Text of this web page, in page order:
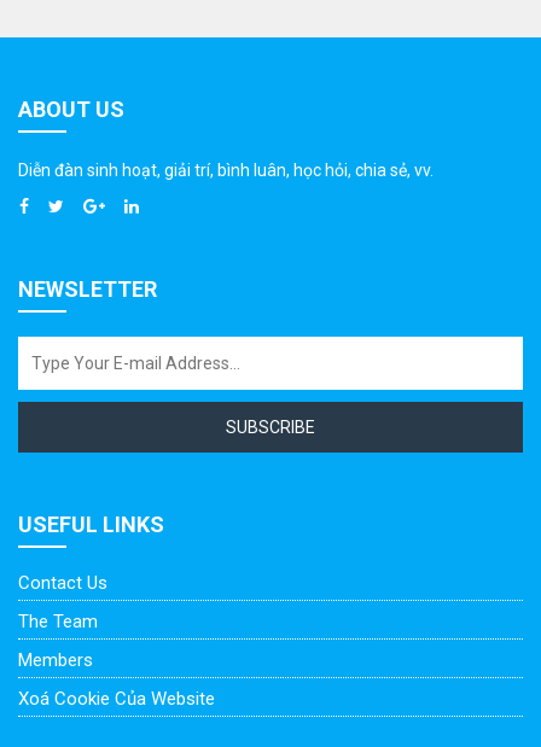
ABOUT US
Diễn đàn sinh hoạt, giải trí, bình luân, học hỏi, chia sẻ, vv.
NEWSLETTER
SUBSCRIBE
USEFUL LINKS
Contact Us
The Team
Members
Xoá Cookie Của Website